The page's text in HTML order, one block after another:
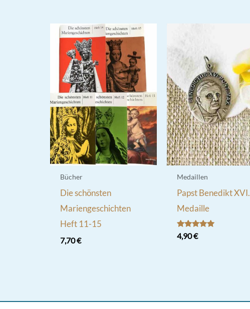
Bücher
Die schönsten
Mariengeschichten
Heft 11-15
7,70€
Medaillen
Papst Benedikt XVI.
Medaille
Bewertet
mit
4,90€